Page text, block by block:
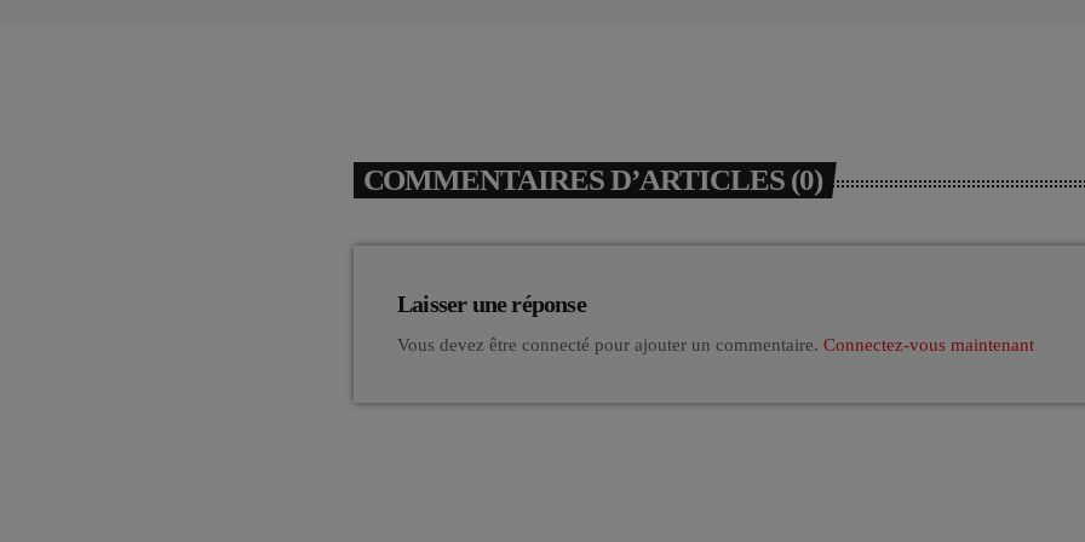
COMMENTAIRES D’ARTICLES (0)
Laisser une réponse
Vous devez être connecté pour ajouter un commentaire. Connectez-vous maintenant